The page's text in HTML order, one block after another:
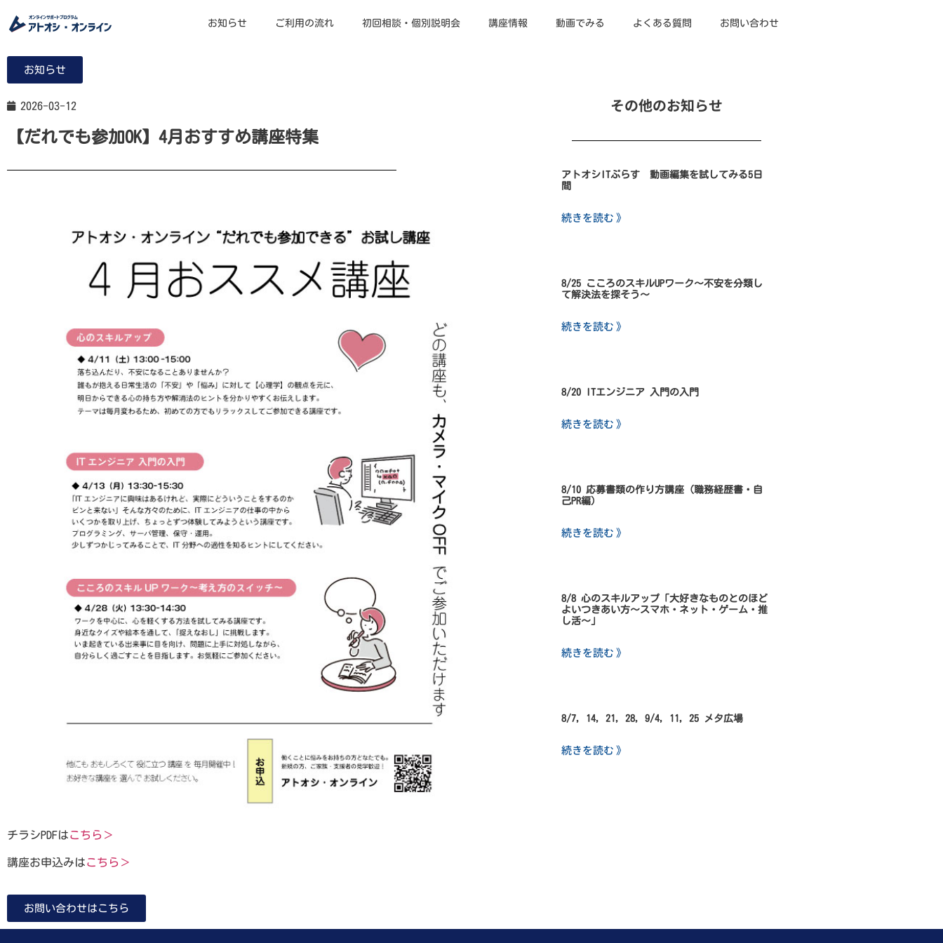
お知らせ ご利用の流れ 初回相談・個別説明会 講座情報 動画でみる よくある質問 お問い合わせ
お知らせ
2026-03-12
【だれでも参加OK】4月おすすめ講座特集
チラシPDFはこちら＞
講座お申込みはこちら＞
お問い合わせはこちら
その他のお知らせ
アトオシITぷらす 動画編集を試してみる5日
間
続きを読む 》
8/25 こころのスキルUPワーク～不安を分類し
て解決法を探そう～
続きを読む 》
8/20 ITエンジニア 入門の入門
続きを読む 》
8/10 応募書類の作り方講座（職務経歴書・自
己PR編）
続きを読む 》
8/8 心のスキルアップ「大好きなものとのほど
よいつきあい方～スマホ・ネット・ゲーム・推
し活～」
続きを読む 》
8/7, 14, 21, 28, 9/4, 11, 25 メタ広場
続きを読む 》